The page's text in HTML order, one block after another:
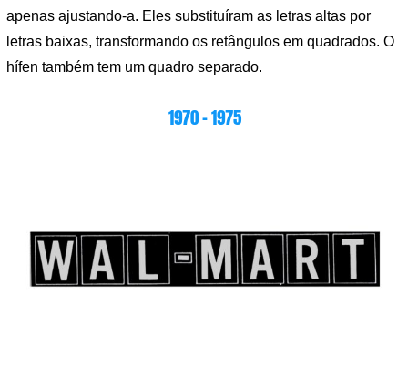
apenas ajustando-a. Eles substituíram as letras altas por
letras baixas, transformando os retângulos em quadrados. O
hífen também tem um quadro separado.
1970 – 1975